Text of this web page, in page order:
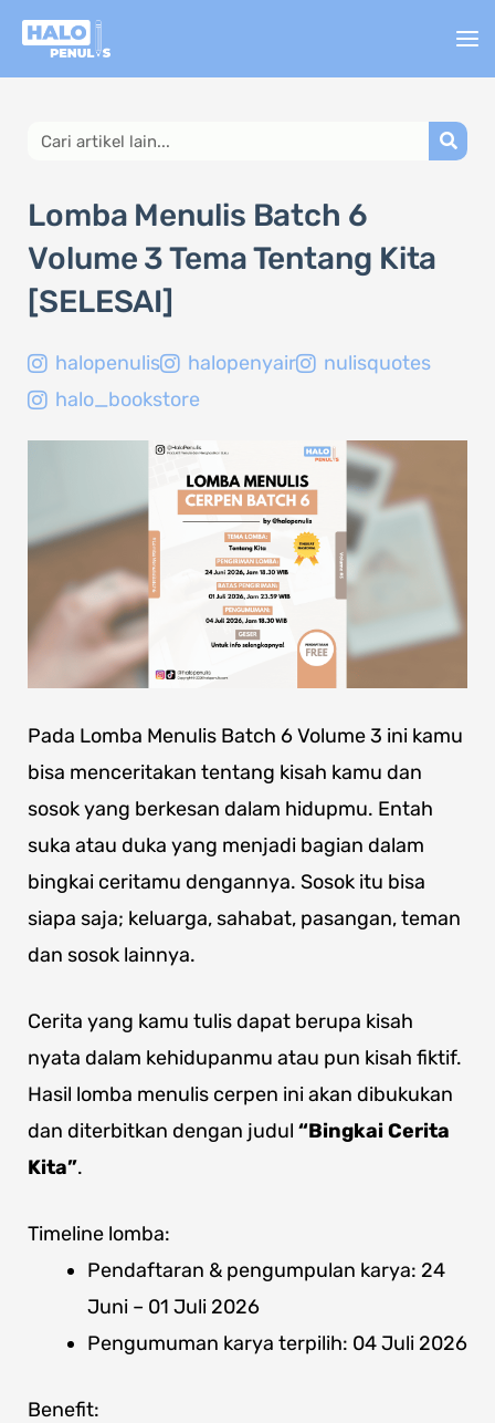
Lewati
Search
Lomba Menulis Batch 6
Volume 3 Tema Tentang Kita
[SELESAI]
halopenulis halopenyair
nulisquotes
halo_bookstore
Pada Lomba Menulis Batch 6 Volume 3 ini kamu
bisa menceritakan tentang kisah kamu dan
sosok yang berkesan dalam hidupmu. Entah
suka atau duka yang menjadi bagian dalam
bingkai ceritamu dengannya. Sosok itu bisa
siapa saja; keluarga, sahabat, pasangan, teman
dan sosok lainnya.
Cerita yang kamu tulis dapat berupa kisah
nyata dalam kehidupanmu atau pun kisah fiktif.
Hasil lomba menulis cerpen ini akan dibukukan
dan diterbitkan dengan judul “Bingkai Cerita
Kita”.
Timeline lomba:
Pendaftaran & pengumpulan karya: 24
Juni – 01 Juli 2026
Pengumuman karya terpilih: 04 Juli 2026
Benefit: